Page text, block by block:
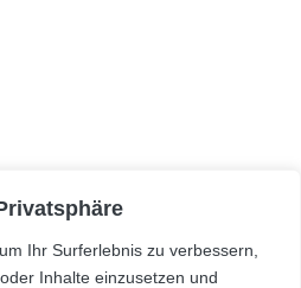
Ihr Surferlebnis zu verbessern,
Inhalte einzusetzen und